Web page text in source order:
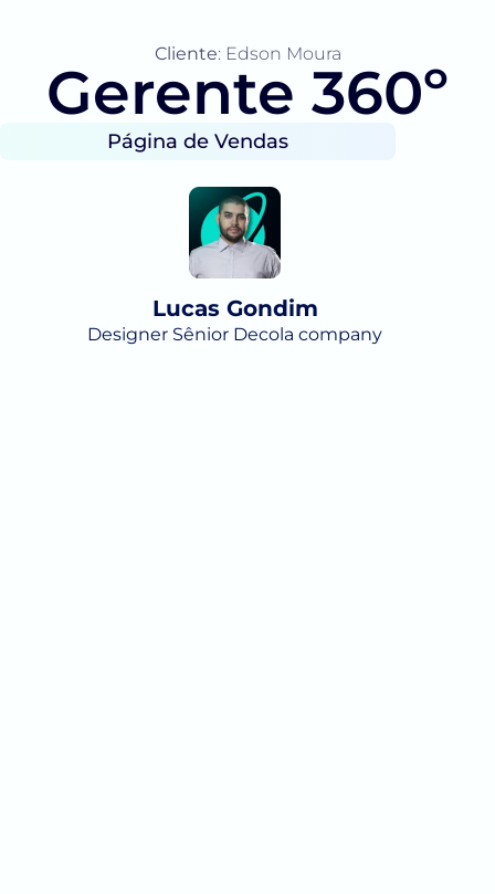
Cliente: Edson Moura
Gerente 360º
Página de Vendas
Lucas Gondim
Designer Sênior Decola company